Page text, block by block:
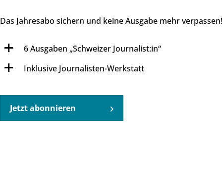
Das Jahresabo sichern und keine Ausgabe mehr verpassen!
6 Ausgaben „Schweizer Journalist:in“
Inklusive Journalisten-Werkstatt
Jetzt abonnieren